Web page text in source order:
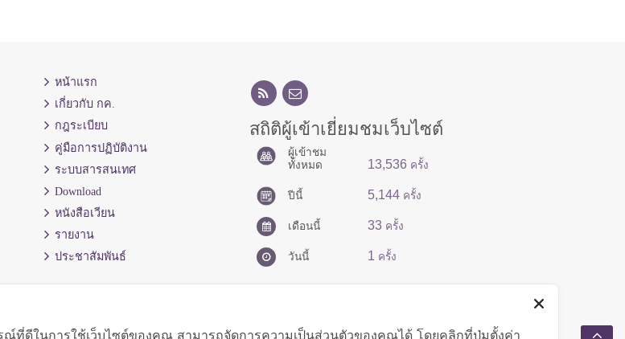
หน้าแรก
เกี่ยวกับ กค.
กฎระเบียบ
คู่มือการปฏิบัติงาน
ระบบสารสนเทศ
Download
หนังสือเวียน
รายงาน
ประชาสัมพันธ์
สถิติผู้เข้าเยี่ยมชมเว็บไซต์
ผู้เข้าชม
ทั้งหมด
13,536 ครั้ง
ปีนี้ 5,144 ครั้ง
เดือนนี้ 33 ครั้ง
วันนี้ 1 ครั้ง
ที่ดีในการใช้เว็บไซต์ของคุณ สามารถจัดการความเป็นส่วนตัวของคุณได้ โดยคลิกที่ปุ่มตั้งค่า